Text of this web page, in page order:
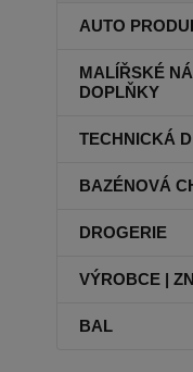
AUTO
MALÍŘSKÉ
DOPLŇKY
TECHNICKÁ
BAZÉNOVÁ
DROGERIE
VÝROBCE |
BAL